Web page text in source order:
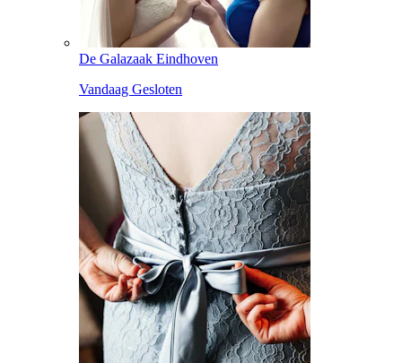
De Galazaak Eindhoven
Vandaag Gesloten